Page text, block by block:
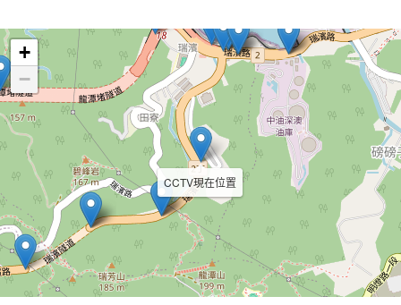
CCTV現在位置
+
−